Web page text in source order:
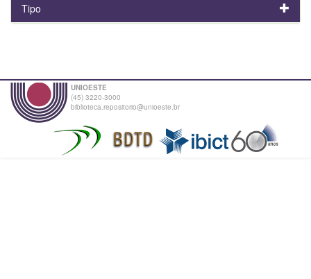
Tipo
UNIOESTE
(45) 3220-3000
biblioteca.repositorio@unioeste.br